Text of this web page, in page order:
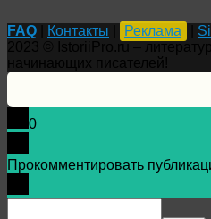
FAQ Контакты Реклама
0
Прокомментировать